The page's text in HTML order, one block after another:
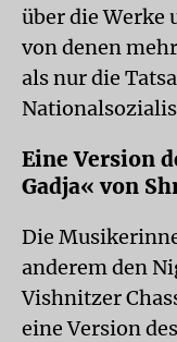
über die Werke
von denen
als nur die
Eine Version
Gadja« von
Die
anderem den
Vishnitzer
eine Version